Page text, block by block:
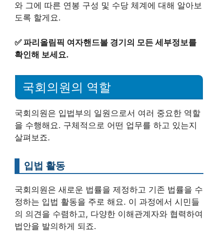
와 그에 따른 연봉 구성 및 수당 체계에 대해 알아보
도록 할게요.
✅ 파리올림픽 여자핸드볼 경기의 모든 세부정보를
확인해 보세요.
국회의원의 역할
국회의원은 입법부의 일원으로서 여러 중요한 역할
을 수행해요. 구체적으로 어떤 업무를 하고 있는지
살펴보죠.
입법 활동
국회의원은 새로운 법률을 제정하고 기존 법률을 수
정하는 입법 활동을 주로 해요. 이 과정에서 시민들
의 의견을 수렴하고, 다양한 이해관계자와 협력하여
법안을 발의하게 되죠.